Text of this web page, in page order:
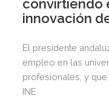
convirtiendo
innovación
El presidente
empleo en las
profesionales, y que
INE.